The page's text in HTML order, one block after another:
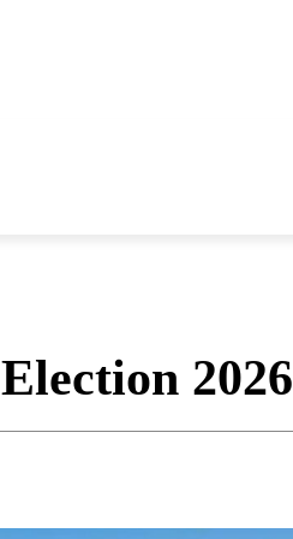
Election 2026